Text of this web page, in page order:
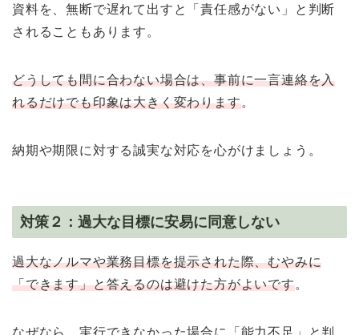
資料を、無断で遅れて出すと「責任感がない」と判断
されることもあります。
どうしても間に合わない場合は、事前に一言連絡を入
れるだけでも印象は大きく変わります。
納期や期限に対する誠実な対応を心がけましょう。
対策２：過大な目標に安易に同意しない
過大なノルマや業務目標を提示された際、むやみに
「できます」と答えるのは避けた方がよいです。
なぜなら、実行できなかった場合に「能力不足」と判